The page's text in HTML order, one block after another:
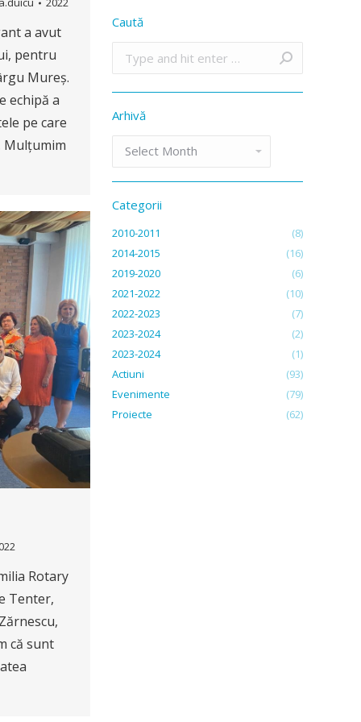
a avut
pentru
Mureș.
echipă a
pe care
Mulțumim
Rotary
Tenter,
că sunt
Caută
Arhivă
Categorii
2010-2011
(8)
2014-2015
(16)
2019-2020
(6)
2021-2022
(10)
2022-2023
(7)
2023-2024
(2)
2023-2024
(1)
Actiuni
(93)
Evenimente
(79)
Proiecte
(62)